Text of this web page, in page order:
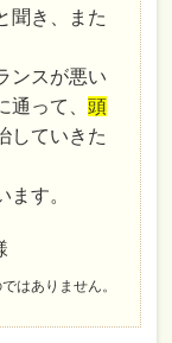
聞き、また
ンスが悪い
通って、頭
していきた
す。
はありません。